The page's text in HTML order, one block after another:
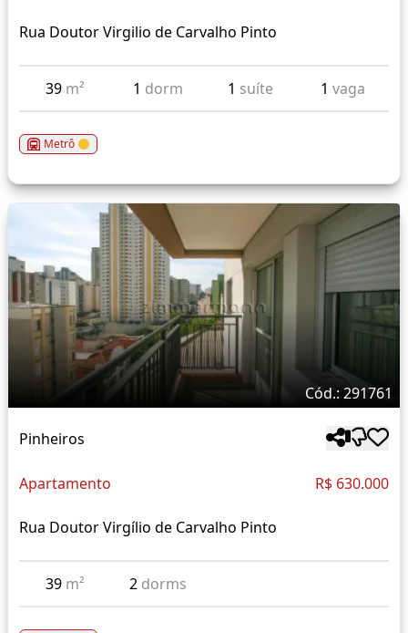
Rua Doutor Virgilio de Carvalho Pinto
39 m² 1 dorm 1 suíte 1 vaga
Metrô
Cód.: 291761
Pinheiros
Apartamento R$ 630.000
Rua Doutor Virgílio de Carvalho Pinto
39 m² 2 dorms